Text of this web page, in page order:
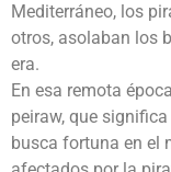
Mediterráneo, los
otros, asolaban los
era.
En esa remota
peiraw, que
busca fortuna en el